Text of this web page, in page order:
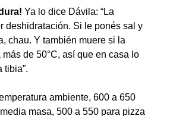
Ya lo dice Dávila: “La
deshidratación. Si le ponés sal y
chau. Y también muere si la
de 50°C, así que en casa lo
tibia”.
ambiente, 600 a 650
masa, 500 a 550 para pizza